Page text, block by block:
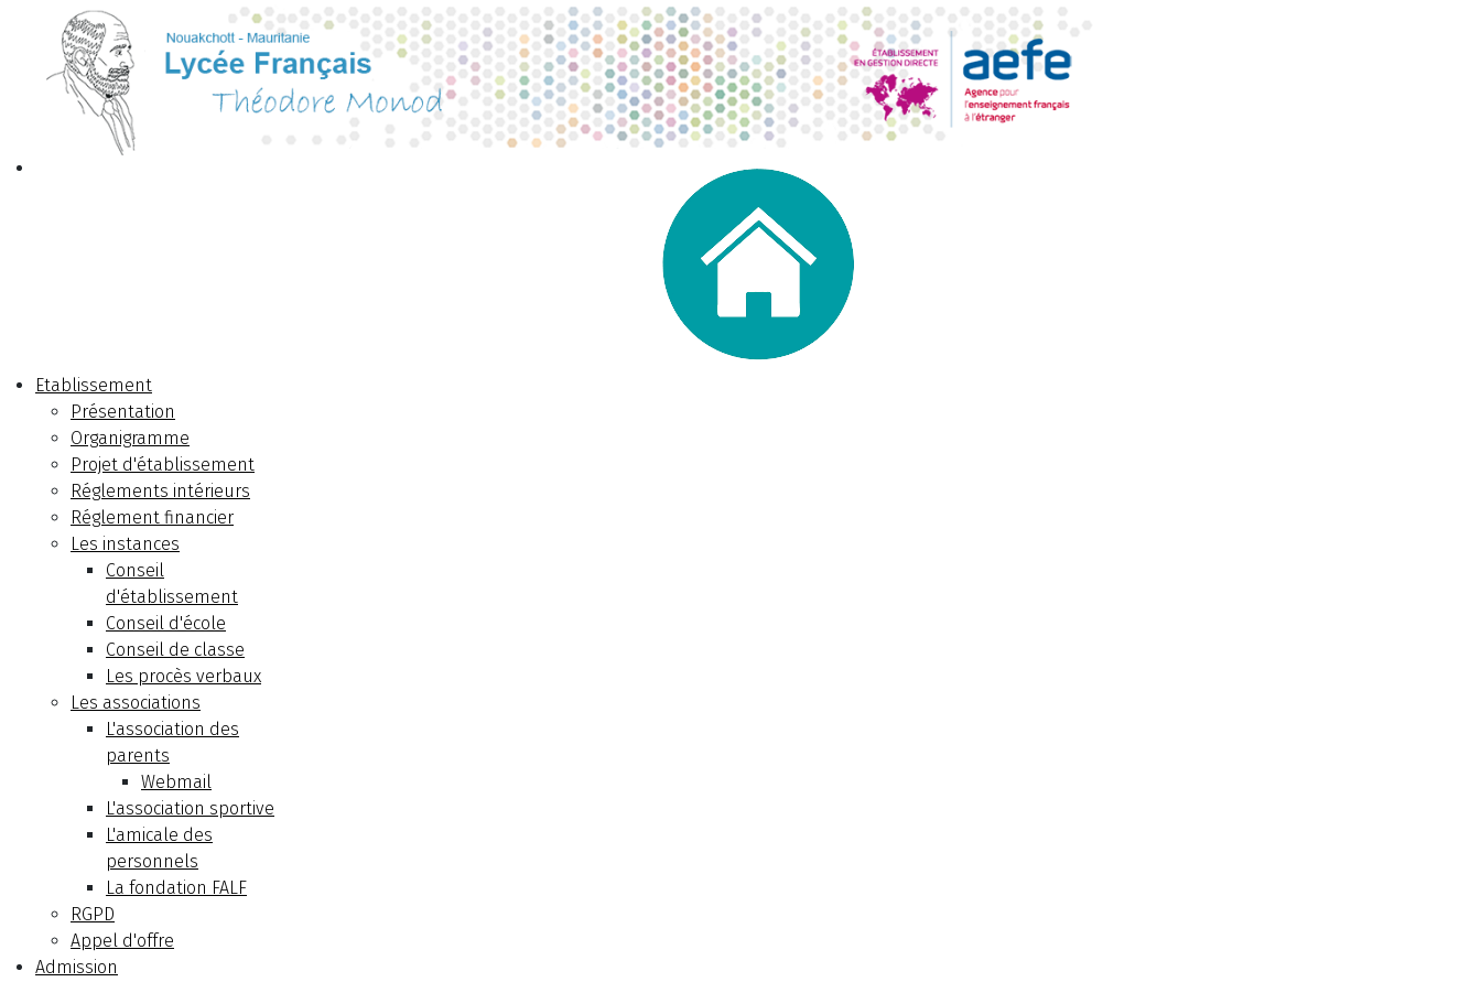
Etablissement
Présentation
Organigramme
Projet d'établissement
Réglements intérieurs
Réglement financier
Les instances
Conseil
d'établissement
Conseil d'école
Conseil de classe
Les procès verbaux
Les associations
L'association des
parents
Webmail
L'association sportive
L'amicale des
personnels
La fondation FALF
RGPD
Appel d'offre
Admission